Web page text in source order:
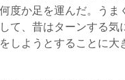
度か足を運んだ。うま
て、昔はターンする気
しようとすることに大